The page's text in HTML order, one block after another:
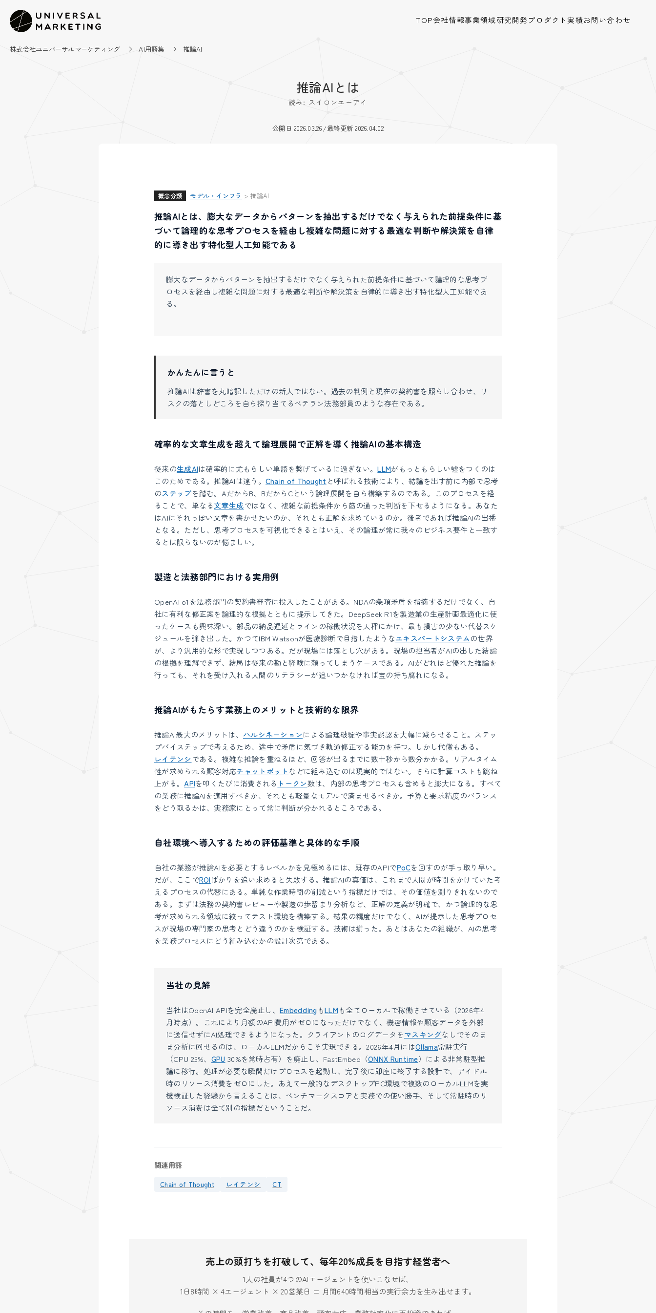
TOP会社情報事業領域研究開発 プロダクト 実績お問い合わせ
株式会社ユニバーサルマーケティング AI用語集 推論AI
推論AIとは
読み: スイロンエーアイ
公開日 2026.03.26/最終更新 2026.04.02
概念分類 モデル・インフラ > 推論AI
推論AIとは、膨大なデータからパターンを抽出するだけでなく与えられた前提条件に基
づいて論理的な思考プロセスを経由し複雑な問題に対する最適な判断や解決策を自律
的に導き出す特化型人工知能である
膨大なデータからパターンを抽出するだけでなく与えられた前提条件に基づいて論理的な思考プ
ロセスを経由し複雑な問題に対する最適な判断や解決策を自律的に導き出す特化型人工知能であ
る。
かんたんに言うと
推論AIは辞書を丸暗記しただけの新人ではない。過去の判例と現在の契約書を照らし合わせ、リ
スクの落としどころを自ら探り当てるベテラン法務部員のような存在である。
確率的な文章生成を超えて論理展開で正解を導く推論AIの基本構造
従来の生成AIは確率的に尤もらしい単語を繋げているに過ぎない。LLMがもっともらしい嘘をつくのは
このためである。推論AIは違う。 Chain of Thought と呼ばれる技術により、結論を出す前に内部で思考
のステップを踏む。AだからB、BだからCという論理展開を自ら構築するのである。このプロセスを経
ることで、単なる文章生成ではなく、複雑な前提条件から筋の通った判断を下せるようになる。あなた
はAIにそれっぽい文章を書かせたいのか、それとも正解を求めているのか。後者であれば推論AIの出番
となる。ただし、思考プロセスを可視化できるとはいえ、その論理が常に我々のビジネス要件と一致す
るとは限らないのが悩ましい。
製造と法務部門における実用例
OpenAI o1を法務部門の契約書審査に投入したことがある。NDAの条項矛盾を指摘するだけでなく、自
社に有利な修正案を論理的な根拠とともに提示してきた。DeepSeek R1を製造業の生産計画最適化に使
ったケースも興味深い。部品の納品遅延とラインの稼働状況を天秤にかけ、最も損害の少ない代替スケ
ジュールを弾き出した。かつてIBM Watsonが医療診断で目指したようなエキスパートシステムの世界
が、より汎用的な形で実現しつつある。だが現場には落とし穴がある。現場の担当者がAIの出した結論
の根拠を理解できず、結局は従来の勘と経験に頼ってしまうケースである。AIがどれほど優れた推論を
行っても、それを受け入れる人間のリテラシーが追いつかなければ宝の持ち腐れになる。
推論AIがもたらす業務上のメリットと技術的な限界
推論AI最大のメリットは、 ハルシネーションによる論理破綻や事実誤認を大幅に減らせること。ステッ
プバイステップで考えるため、途中で矛盾に気づき軌道修正する能力を持つ。しかし代償もある。
レイテンシ である。複雑な推論を重ねるほど、回答が出るまでに数十秒から数分かかる。リアルタイム
性が求められる顧客対応チャットボット などに組み込むのは現実的ではない。さらに計算コストも跳ね
上がる。APIを叩くたびに消費される トークン数は、内部の思考プロセスも含めると膨大になる。すべて
の業務に推論AIを適用すべきか、それとも軽量なモデルで済ませるべきか。予算と要求精度のバランス
をどう取るかは、実務家にとって常に判断が分かれるところである。
自社環境へ導入するための評価基準と具体的な手順
自社の業務が推論AIを必要とするレベルかを見極めるには、既存のAPIでPoCを回すのが手っ取り早い。
だが、ここでROIばかりを追い求めると失敗する。推論AIの真価は、これまで人間が時間をかけていた考
えるプロセスの代替にある。単純な作業時間の削減という指標だけでは、その価値を測りきれないので
ある。まずは法務の契約書レビューや製造の歩留まり分析など、正解の定義が明確で、かつ論理的な思
考が求められる領域に絞ってテスト環境を構築する。結果の精度だけでなく、AIが提示した思考プロセ
スが現場の専門家の思考とどう違うのかを検証する。技術は揃った。あとはあなたの組織が、AIの思考
を業務プロセスにどう組み込むかの設計次第である。
当社の見解
当社はOpenAI APIを完全廃止し、Embedding もLLMも全てローカルで稼働させている（2026年4
月時点）。これにより月額のAPI費用がゼロになっただけでなく、機密情報や顧客データを外部
に送信せずにAI処理できるようになった。クライアントのログデータをマスキングなしでそのま
ま分析に回せるのは、ローカルLLMだからこそ実現できる。2026年4月にはOllama常駐実行
（CPU 25%、 GPU 30%を常時占有）を廃止し、FastEmbed（ONNX Runtime）による非常駐型推
論に移行。処理が必要な瞬間だけプロセスを起動し、完了後に即座に終了する設計で、アイドル
時のリソース消費をゼロにした。あえて一般的なデスクトップPC環境で複数のローカルLLMを実
機検証した経験から言えることは、ベンチマークスコアと実務での使い勝手、そして常駐時のリ
ソース消費は全て別の指標だということだ。
関連用語
Chain of Thought レイテンシ CT
売上の頭打ちを打破して、毎年20%成長を目指す経営者へ
1人の社員が4つのAIエージェントを使いこなせば、
1日8時間 × 4エージェント × 20営業日 = 月間640時間相当の実行余力を生み出せます。